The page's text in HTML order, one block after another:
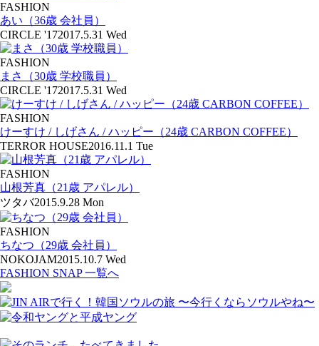
FASHION
あい（36歳 会社員）
CIRCLE '172017.5.31 Wed
FASHION
まさ（30歳 学校職員）
CIRCLE '172017.5.31 Wed
FASHION
けーすけ / しげさん / ハッピー（24歳 CARBON COFFEE）
TERROR HOUSE2016.11.1 Tue
FASHION
山根芳真（21歳 アパレル）
ツタバ2015.9.28 Mon
FASHION
ちなつ（29歳 会社員）
NOKOJAM2015.10.7 Wed
FASHION SNAP 一覧へ